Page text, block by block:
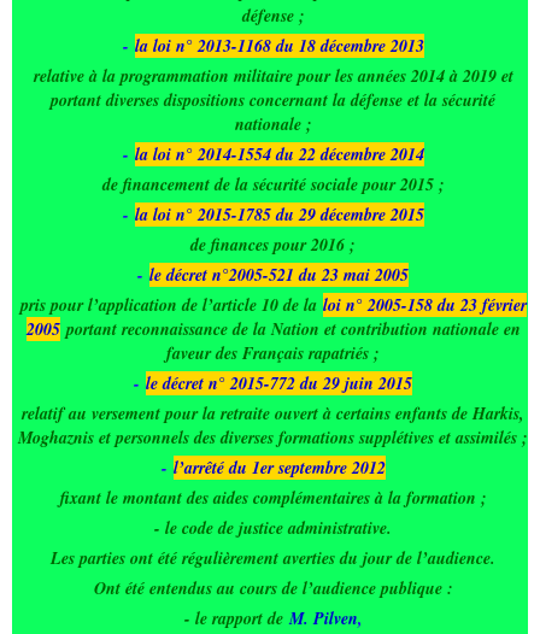
défense ;
- la loi n° 2013-1168 du 18 décembre 2013
relative à la programmation militaire pour les années 2014 à 2019 et
portant diverses dispositions concernant la défense et la sécurité
nationale ;
- la loi n° 2014-1554 du 22 décembre 2014
de financement de la sécurité sociale pour 2015 ;
- la loi n° 2015-1785 du 29 décembre 2015
de finances pour 2016 ;
- le décret n°2005-521 du 23 mai 2005
pris pour l’application de l’article 10 de la loi n° 2005-158 du 23 février
2005 portant reconnaissance de la Nation et contribution nationale en
faveur des Français rapatriés ;
- le décret n° 2015-772 du 29 juin 2015
relatif au versement pour la retraite ouvert à certains enfants de Harkis,
Moghaznis et personnels des diverses formations supplétives et assimilés ;
- l’arrêté du 1er septembre 2012
fixant le montant des aides complémentaires à la formation ;
- le code de justice administrative.
Les parties ont été régulièrement averties du jour de l’audience.
Ont été entendus au cours de l’audience publique :
- le rapport de M. Pilven,